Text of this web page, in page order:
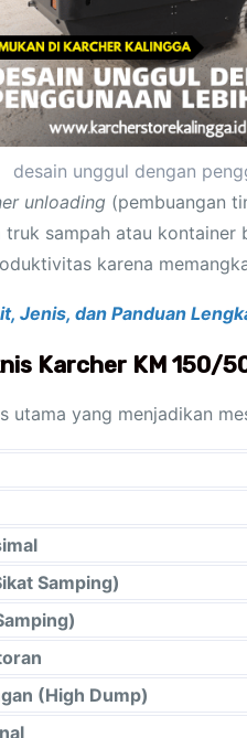
desain unggul dengan
unloading (pembuangan
sampah atau
karena
Jenis, dan Panduan
Karcher KM 150/
utama yang menjadikan
Samping)
(High Dump)